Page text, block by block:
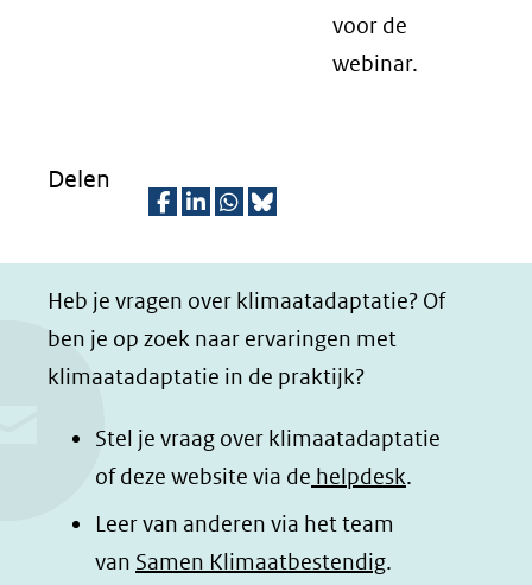
voor de
webinar.
Delen
l
e
n
F
a
c
l
e
n
L
i
n
l
e
n
W
h
a
z
e
p
i
n
a
Heb je vragen over klimaatadaptatie? Of
ben je op zoek naar ervaringen met
klimaatadaptatie in de praktijk?
Stel je vraag over klimaatadaptatie
of deze website via de helpdesk.
Leer van anderen via het team
van Samen Klimaatbestendig.